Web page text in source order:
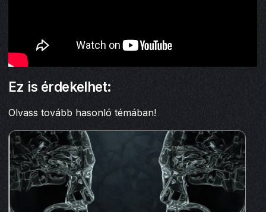
Ez is érdekelhet:
Olvass tovább hasonló témában!